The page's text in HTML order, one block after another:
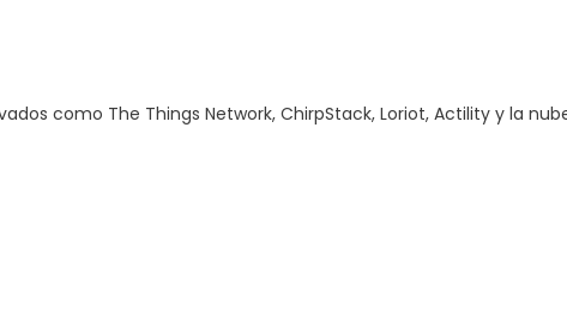
como The Things Network, ChirpStack, Loriot, Actility y la